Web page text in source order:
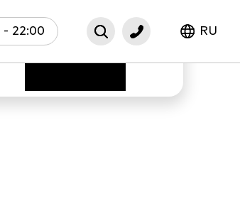
- 22:00 RU